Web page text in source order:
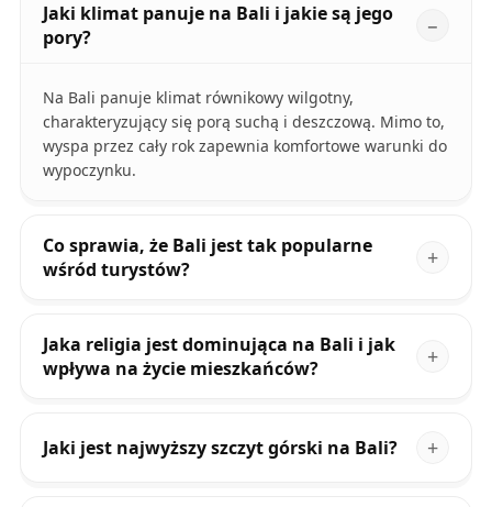
Jaki klimat panuje na Bali i jakie są jego
pory?
Na Bali panuje klimat równikowy wilgotny,
charakteryzujący się porą suchą i deszczową. Mimo to,
wyspa przez cały rok zapewnia komfortowe warunki do
wypoczynku.
Co sprawia, że Bali jest tak popularne
wśród turystów?
Jaka religia jest dominująca na Bali i jak
wpływa na życie mieszkańców?
Jaki jest najwyższy szczyt górski na Bali?